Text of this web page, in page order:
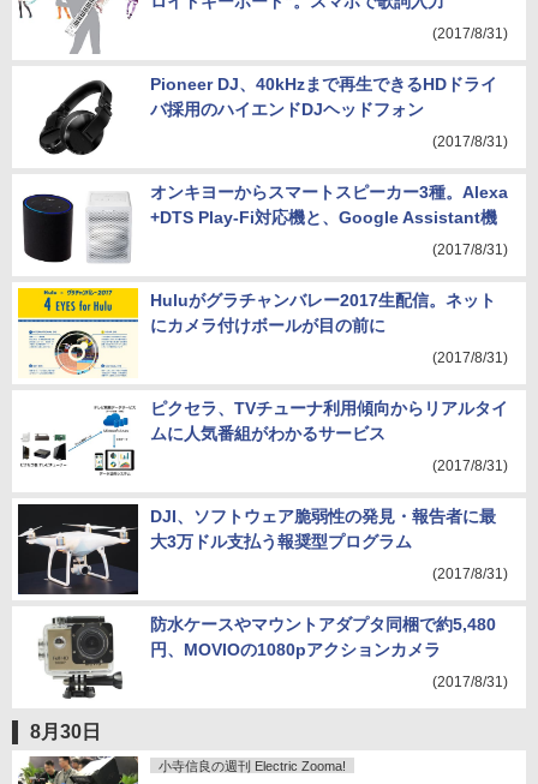
ロイドキーボード”。スマホで歌詞入力
(2017/8/31)
Pioneer DJ、40kHzまで再生できるHDドライ
バ採用のハイエンドDJヘッドフォン
(2017/8/31)
オンキヨーからスマートスピーカー3種。Alexa
+DTS Play-Fi対応機と、Google Assistant機
(2017/8/31)
Huluがグラチャンバレー2017生配信。ネット
にカメラ付けボールが目の前に
(2017/8/31)
ピクセラ、TVチューナ利用傾向からリアルタイ
ムに人気番組がわかるサービス
(2017/8/31)
DJI、ソフトウェア脆弱性の発見・報告者に最
大3万ドル支払う報奨型プログラム
(2017/8/31)
防水ケースやマウントアダプタ同梱で約5,480
円、MOVIOの1080pアクションカメラ
(2017/8/31)
8月30日
小寺信良の週刊 Electric Zooma!